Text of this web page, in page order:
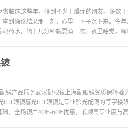
临床这些年，碰到不少干燥症的朋友。多数
到确诊结果那一刻，心里一下子沉下来。今
药水，隔十几分钟就要滴一次。夜里睡觉，嘴
镜产品服务武汉配眼镜上海配眼镜资质保障验
ILIT眼镜暮光ILIT眼镜是专业验光配镜的写字
，全场镜片40%-60%优惠，兼顾高专业度与